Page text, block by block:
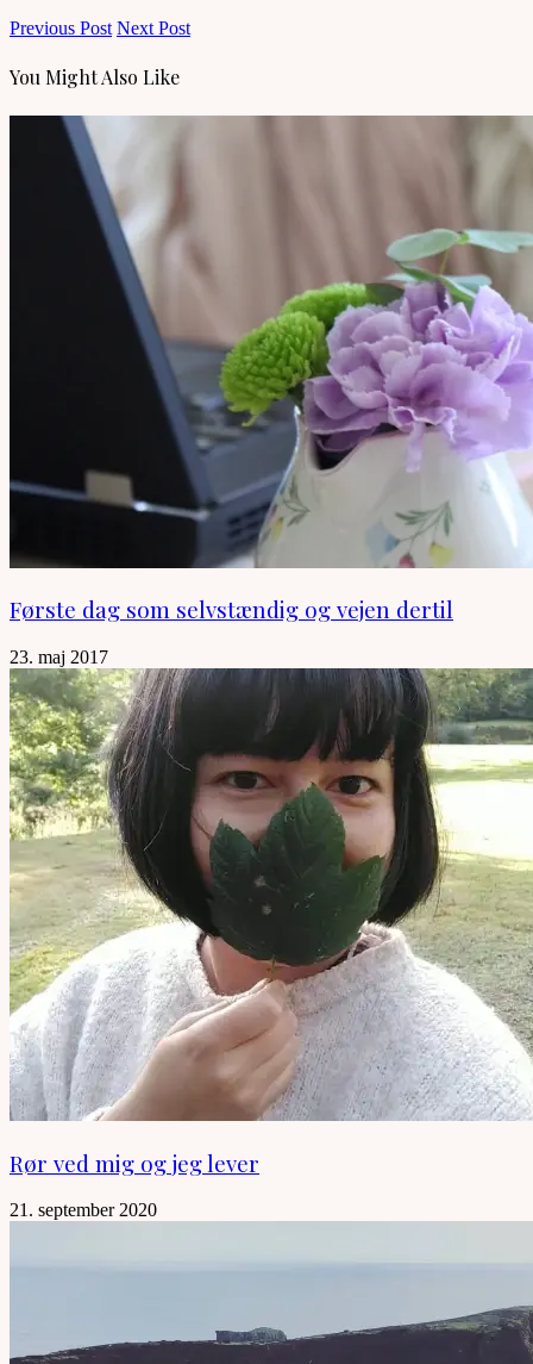
Previous Post Next Post
You Might Also Like
Første dag som selvstændig og vejen dertil
23. maj 2017
Rør ved mig og jeg lever
21. september 2020